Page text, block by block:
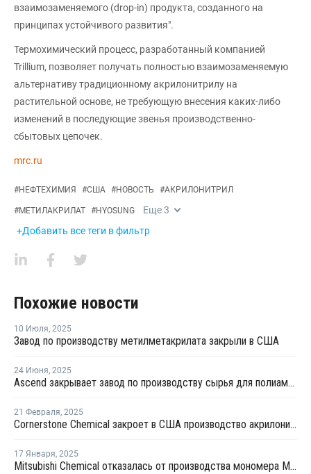
взаимозаменяемого (drop-in) продукта, созданного на
принципах устойчивого развития".
Термохимический процесс, разработанный компанией
Trillium, позволяет получать полностью взаимозаменяемую
альтернативу традиционному акрилонитрилу на
растительной основе, не требующую внесения каких-либо
изменений в последующие звенья производственно-
сбытовых цепочек.
mrc.ru
#НЕФТЕХИМИЯ #США #НОВОСТЬ #АКРИЛОНИТРИЛ
#МЕТИЛАКРИЛАТ #HYOSUNG Еще3
+Добавить все теги в фильтр
Похожие новости
10 Июля, 2025
Завод по производству метилметакрилата закрыли в США
24 Июня, 2025
Ascend закрывает завод по производству сырья для полиамида в Китае
21 Февраля, 2025
Cornerstone Chemical закроет в США производство акрилонитрила
17 Января, 2025
Mitsubishi Chemical отказалась от производства мономера ММА в США